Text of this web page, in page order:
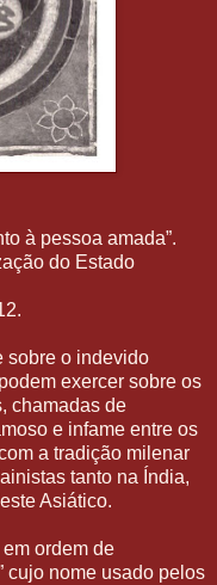
à pessoa amada”.
do Estado
sobre o indevido
exercer sobre os
chamadas de
e infame entre os
a tradição milenar
tanto na Índia,
Asiático.
ordem de
cujo nome usado pelos